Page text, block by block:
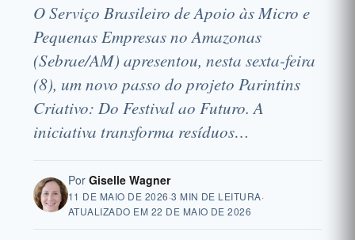
O Serviço Brasileiro de Apoio às Micro e
Pequenas Empresas no Amazonas
(Sebrae/AM) apresentou, nesta sexta-feira
(8), um novo passo do projeto Parintins
Criativo: Do Festival ao Futuro. A
iniciativa transforma resíduos…
Por Giselle Wagner
11 DE MAIO DE 2026·3 MIN DE LEITURA·
ATUALIZADO EM 22 DE MAIO DE 2026